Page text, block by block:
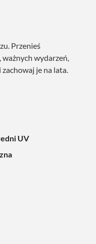
Przenieś
wydarzeń,
je na lata.
UV